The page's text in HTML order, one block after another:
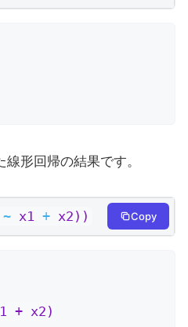
形回帰の結果です。
~ x1 + x2)) Copy
+ x2)